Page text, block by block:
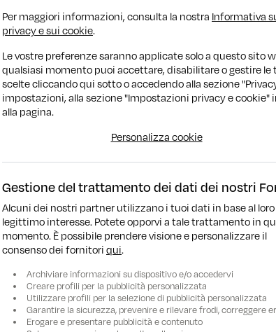
T-Roc
R-Line
€ 255/mese
1.0 eTSI 110cv DSG
€ 22.890
Finanziamento
Per maggiori informazioni, consulta la nostra Informativa
privacy e sui cookie.
Le vostre preferenze saranno applicate solo a questo sito
qualsiasi momento puoi accettare, disabilitare o gestire le
scelte cliccando qui sotto o accedendo alla sezione
impostazioni, alla sezione "Impostazioni privacy e cookie"
alla pagina.
Personalizza cookie
Gestione del trattamento dei dati dei nostri
Alcuni dei nostri partner utilizzano i tuoi dati in base al loro
legittimo interesse. Potete opporvi a tale trattamento in
momento. È possibile prendere visione e personalizzare il
consenso dei fornitoriqui.
Archiviare informazioni su dispositivo e/o accedervi
Creare profili per la pubblicità personalizzata
Utilizzare profili per la selezione di pubblicità personalizzata
Garantire la sicurezza, prevenire e rilevare frodi, correggere
Erogare e presentare pubblicità e contenuto